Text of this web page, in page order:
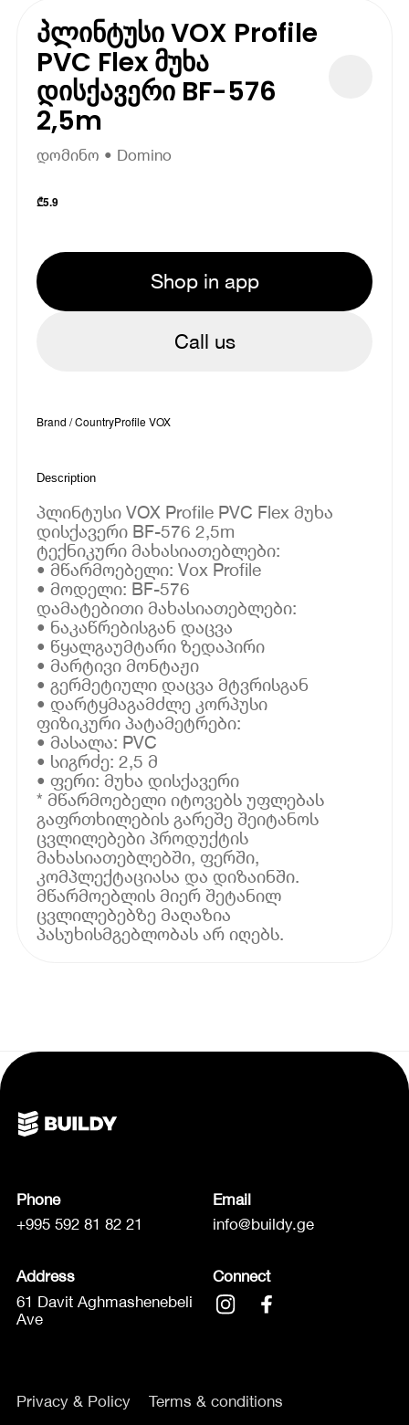
პლინტუსი VOX Profile
PVC Flex მუხა
დისქავერი BF-576
2,5m
დომინო • Domino
₾5.9
Shop in app
Call us
Brand / CountryProfile VOX
Description
პლინტუსი VOX Profile PVC Flex მუხა
დისქავერი BF-576 2,5m
ტექნიკური მახასიათებლები:
• მწარმოებელი: Vox Profile
• მოდელი: BF-576
დამატებითი მახასიათებლები:
• ნაკაწრებისგან დაცვა
• წყალგაუმტარი ზედაპირი
• მარტივი მონტაჟი
• გერმეტიული დაცვა მტვრისგან
• დარტყმაგამძლე კორპუსი
ფიზიკური პატამეტრები:
• მასალა: PVC
• სიგრძე: 2,5 მ
• ფერი: მუხა დისქავერი
* მწარმოებელი იტოვებს უფლებას
გაფრთხილების გარეშე შეიტანოს
ცვლილებები პროდუქტის
მახასიათებლებში, ფერში,
კომპლექტაციასა და დიზაინში.
მწარმოებლის მიერ შეტანილ
ცვლილებებზე მაღაზია
პასუხისმგებლობას არ იღებს.
Phone
+995 592 81 82 21
Email
info@buildy.ge
Address
61 Davit Aghmashenebeli
Ave
Connect
Privacy & Policy Terms & conditions